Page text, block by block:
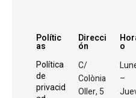
Polític
as
Política
de
privacid
Direcci
ón
C/
Colònia
Oller, 5
o
–